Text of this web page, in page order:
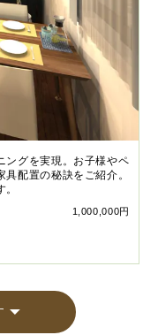
ングを実現。お子様やペ
配置の秘訣をご紹介。
1,000,000円